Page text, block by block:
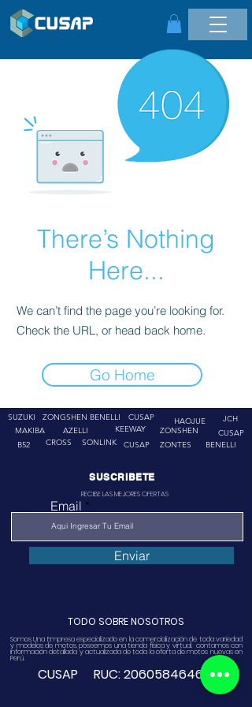
There’s Nothing
Here...
We can’t find the page you’re looking for.
Check the URL, or head back home.
Go Home
SUZUKI
ZONGSHEN
MAKIBA
AZELLI
BENELLI
CUSAP
KEEWAY
B52
CROSS SONLINK CUSAP
HAOJUE
JCH
ZONSHEN
ZONTES
CUSAP
BENELLI
SUSCRIBETE
RECIBE LAS MEJORES OFERTAS
Email
Enviar
TODO SOBRE NOSOTROS
Somos Una Empresa especializado en la comercialización de toda variedad
y modelos de motos, poseemos una tienda física y virtual. contamos con
información detallada y actualizada de toda la oferta de motos nuevas en
Perú.
CUSAP RUC:20605846468